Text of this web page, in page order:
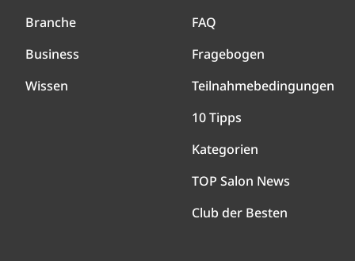
Branche
Business
Wissen
FAQ
Fragebogen
Teilnahmebedingungen
10 Tipps
Kategorien
TOP Salon News
Club der Besten